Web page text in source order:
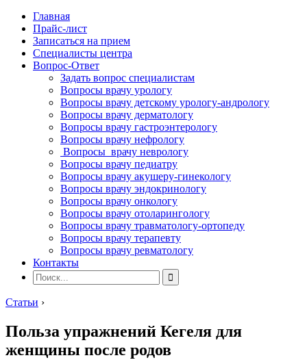
Главная
Прайс-лист
Записаться на прием
Специалисты центра
Вопрос-Ответ
Задать вопрос специалистам
Вопросы врачу урологу
Вопросы врачу детскому урологу-андрологу
Вопросы врачу дерматологу
Вопросы врачу гастроэнтерологу
Вопросы врачу нефрологу
Вопросы врачу неврологу
Вопросы врачу педиатру
Вопросы врачу акушеру-гинекологу
Вопросы врачу эндокринологу
Вопросы врачу онкологу
Вопросы врачу отоларингологу
Вопросы врачу травматологу-ортопеду
Вопросы врачу терапевту
Вопросы врачу ревматологу
Контакты
Статьи ›
Польза упражнений Кегеля для
женщины после родов